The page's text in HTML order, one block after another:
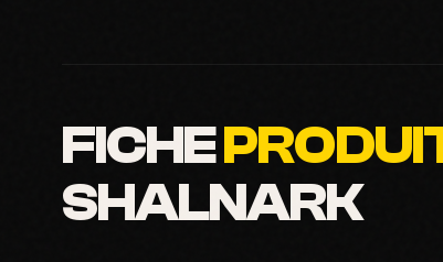
FICHE
SHALNARK